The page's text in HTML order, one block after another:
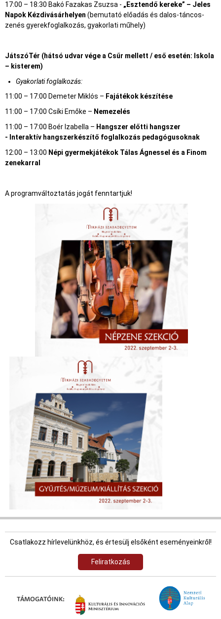
17:00 – 18:30 Bakó Fazakas Zsuzsa - „Esztendő kereke” – Jeles
Napok Kézdivásárhelyen (bemutató előadás és dalos-táncos-
zenés gyerekfoglalkozás, gyakorlati műhely)
JátszóTér (hátsó udvar vége a Csűr mellett / eső esetén: Iskola
– kisterem)
Gyakorlati foglalkozás:
11:00 – 17:00 Demeter Miklós – Fajátékok készítése
11:00 – 17:00 Csíki Emőke – Nemezelés
11:00 – 17:00 Boér Izabella – Hangszer előtti hangszer
- Interaktív hangszerkészítő foglalkozás pedagógusoknak
12:00 – 13:00 Népi gyermekjátékok Tálas Ágnessel és a Finom
zenekarral
A programváltoztatás jogát fenntartjuk!
Csatlakozz hírlevelünkhöz, és értesülj elsőként eseményeinkről!
Feliratkozás
TÁMOGATÓINK: